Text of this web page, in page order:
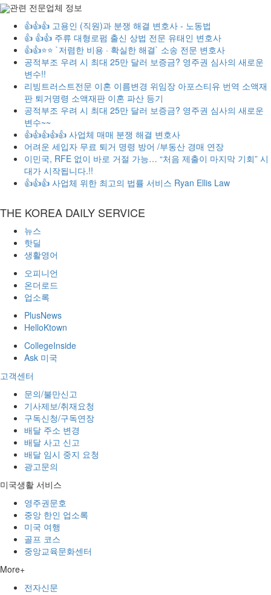
관련 전문업체 정보
👍👍👍 고용인 (직원)과 분쟁 해결 변호사 - 노동법
👍 👍👍 주류 대형로펌 출신 상법 전문 유태인 변호사
👍👍⭐⭐ `저렴한 비용 · 확실한 해결` 소송 전문 변호사
공적부조 우려 시 최대 25만 달러 보증금? 영주권 심사의 새로운
변수!!
리빙트러스트전문 이혼 이름변경 위임장 아포스티유 번역 소액재
판 퇴거명령 소액재판 이혼 파산 등기
공적부조 우려 시 최대 25만 달러 보증금? 영주권 심사의 새로운
변수~~
👍👍👍👍👍 사업체 매매 분쟁 해결 변호사
어려운 세입자 무료 퇴거 명령 방어 /부동산 경매 연장
이민국, RFE 없이 바로 거절 가능… “처음 제출이 마지막 기회” 시
대가 시작됩니다.!!
👍👍👍 사업체 위한 최고의 법률 서비스 Ryan Ellis Law
THE KOREA DAILY SERVICE
뉴스
핫딜
생활영어
오피니언
온더로드
업소록
PlusNews
HelloKtown
CollegeInside
Ask 미국
고객센터
문의/불만신고
기사제보/취재요청
구독신청/구독연장
배달 주소 변경
배달 사고 신고
배달 임시 중지 요청
광고문의
미국생활 서비스
영주권문호
중앙 한인 업소록
미국 여행
골프 코스
중앙교육문화센터
More+
전자신문